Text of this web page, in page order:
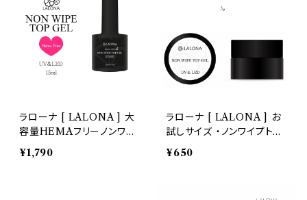
ブリオン
ラローナ [ LALONA ] 大
容量HEMAフリーノンワイ
プトップジェル ( 15ml ) ジ
ェルネイル/ジェルアレルギ
¥1,790
ラローナ [ LALONA ] お
試しサイズ ・ノンワイプトッ
プジェル ( 3g ) ネイル/セミ
ハード/トップコート/拭き取
¥650